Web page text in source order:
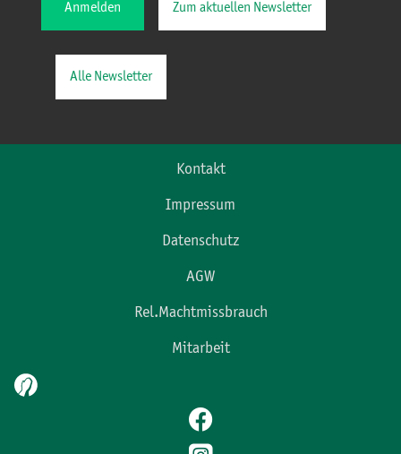
Anmelden Zum aktuellen Newsletter
Alle Newsletter
Kontakt
Impressum
Datenschutz
AGW
Rel.Machtmissbrauch
Mitarbeit